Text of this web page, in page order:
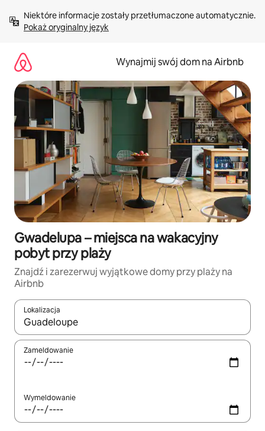
treści Pokaż oryginalny język
Wynajmij swój dom na Airbnb
Gwadelupa – miejsca na wakacyjny
pobyt przy plaży
Znajdź i zarezerwuj wyjątkowe domy przy plaży na
Airbnb
Lokalizacja
Gdy wyniki będą dostępne, możesz poruszać się po nich za
Zameldowanie
Wymeldowanie